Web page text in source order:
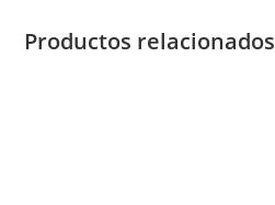
Productos relacionados